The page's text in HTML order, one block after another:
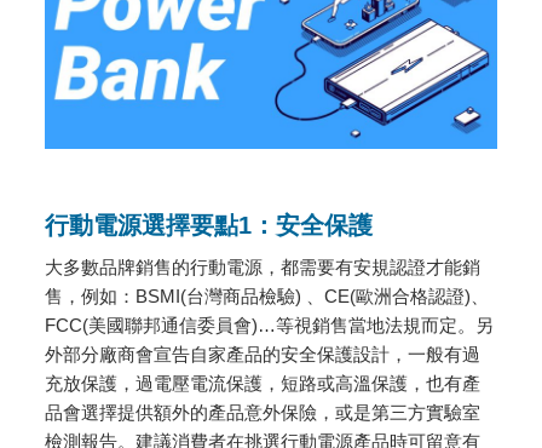
行動電源選擇要點1：安全保護
大多數品牌銷售的行動電源，都需要有安規認證才能銷
售，例如：BSMI(台灣商品檢驗) 、CE(歐洲合格認證)、
FCC(美國聯邦通信委員會)…等視銷售當地法規而定。另
外部分廠商會宣告自家產品的安全保護設計，一般有過
充放保護，過電壓電流保護，短路或高溫保護，也有產
品會選擇提供額外的產品意外保險，或是第三方實驗室
檢測報告。建議消費者在挑選行動電源產品時可留意有